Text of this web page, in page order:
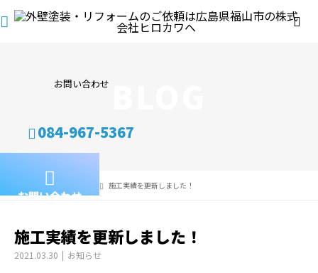
お問い合わせ
084-967-5367
お問い合わせ
BLOG 施工実績を更新しました！
施工実績を更新しました！
2021.03.30 お知らせ